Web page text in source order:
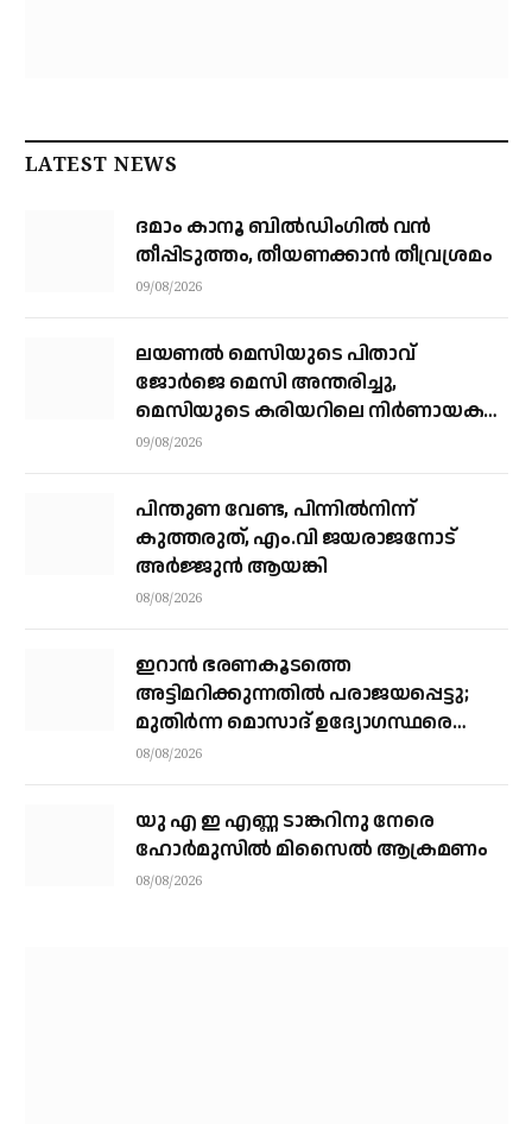
LATEST NEWS
ദമാം കാനൂ ബിൽഡിംഗിൽ വൻ
തീപ്പിടുത്തം, തീയണക്കാൻ തീവ്രശ്രമം
09/08/2026
ലയണൽ മെസിയുടെ പിതാവ്
ജോർജെ മെസി അന്തരിച്ചു, ​
മെസിയുടെ കരിയറിലെ നിർണായക
ശക്തി
09/08/2026
പിന്തുണ വേണ്ട, പിന്നിൽനിന്ന്
കുത്തരുത്, എം.വി ജയരാജനോട്
അർജ്ജുൻ ആയങ്കി
08/08/2026
ഇറാന്‍ ഭരണകൂടത്തെ
അട്ടിമറിക്കുന്നതില്‍ പരാജയപ്പെട്ടു;
മുതിര്‍ന്ന മൊസാദ് ഉദ്യോഗസ്ഥരെ
പിരിച്ചുവിട്ടു
08/08/2026
യു എ ഇ എണ്ണ ടാങ്കറിനു നേരെ
ഹോര്‍മുസില്‍ മിസൈല്‍ ആക്രമണം
08/08/2026